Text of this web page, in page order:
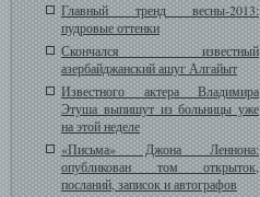
Главный тренд весны-2013:
пудровые оттенки
Скончался известный
азербайджанский ашуг Алгайыт
Известного актера Владимира
Этуша выпишут из больницы уже
на этой неделе
«Письма» Джона Леннона:
опубликован том открыток,
посланий, записок и автографов